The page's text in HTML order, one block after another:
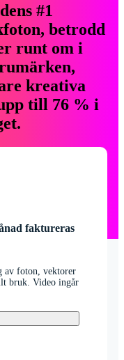
#1
betrodd
runt om i
kreativa
till 76 % i
faktureras
av foton, vektorer
bruk. Video ingår